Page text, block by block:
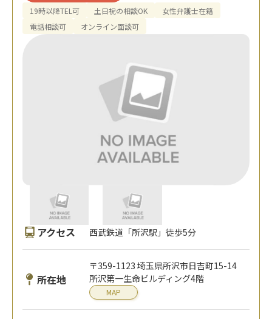
19時以降TEL可 土日祝の相談OK
女性弁護士在籍
電話相談可
オンライン面談可
アクセス 西武鉄道「所沢駅」徒歩5分
所在地
〒359-1123 埼玉県所沢市日吉町15-14
所沢第一生命ビルディング4階
MAP